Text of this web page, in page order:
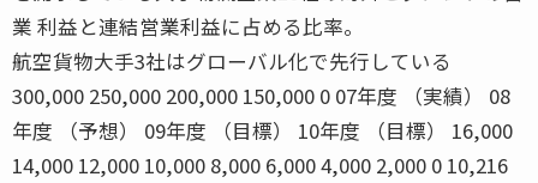
業 利益と連結営業利益に占める比率。
航空貨物大手3社はグローバル化で先行している
300,000 250,000 200,000 150,000 0 07年度 （実績） 08
年度 （予想） 09年度 （目標） 10年度 （目標） 16,000
14,000 12,000 10,000 8,000 6,000 4,000 2,000 0 10,216